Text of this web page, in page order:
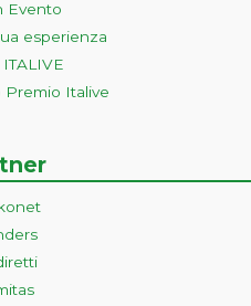
Evento
esperienza
Premio Italive